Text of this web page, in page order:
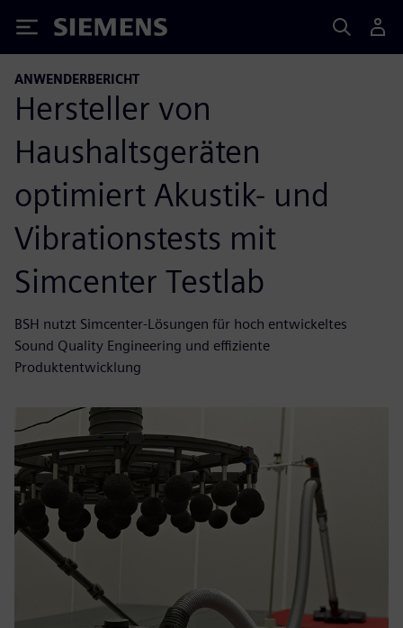
Siemens
ANWENDERBERICHT
Hersteller von
Haushaltsgeräten
optimiert Akustik- und
Vibrationstests mit
Simcenter Testlab
BSH nutzt Simcenter-Lösungen für hoch entwickeltes
Sound Quality Engineering und effiziente
Produktentwicklung